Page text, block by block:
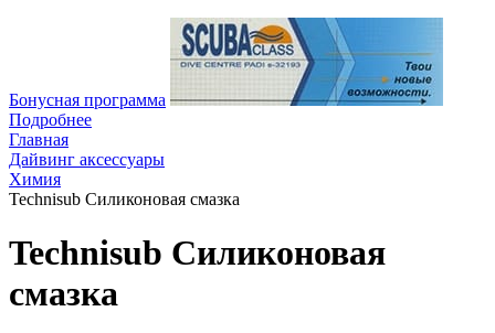
Бонусная программа
Подробнее
Главная
Дайвинг аксессуары
Химия
Technisub Силиконовая смазка
Technisub Силиконовая
смазка